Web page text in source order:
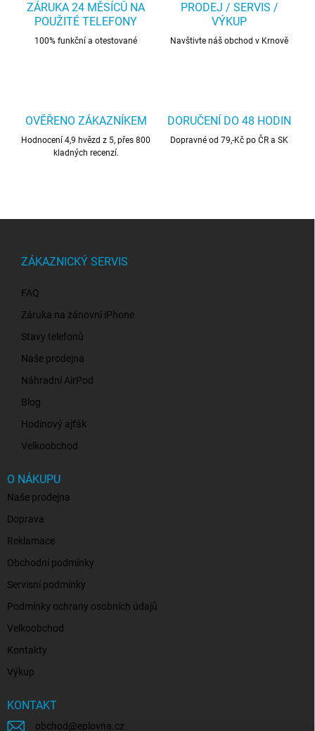
ZÁRUKA 24 MĚSÍCŮ NA
POUŽITÉ TELEFONY
100% funkční a otestované
PRODEJ / SERVIS /
VÝKUP
Navštivte náš obchod v Krnově
OVĚŘENO ZÁKAZNÍKEM
Hodnocení 4,9 hvězd z 5, přes 800
kladných recenzí.
DORUČENÍ DO 48 HODIN
Dopravné od 79,-Kč po ČR a SK
ZÁKAZNICKÝ SERVIS
FAQ
Záruka na zánovní iPhone
Stavy telefonů
Naše prodejna
Náhradní AirPod
Blog
Hodinový ajťák
Velkoobchod
O NÁKUPU
Naše prodejna
Doprava
Reklamace
Obchodní podmínky
Servisní podmínky
Podmínky ochrany osobních údajů
Velkoobchod
Kontakty
Výkup
KONTAKT
obchod @eplovna.cz